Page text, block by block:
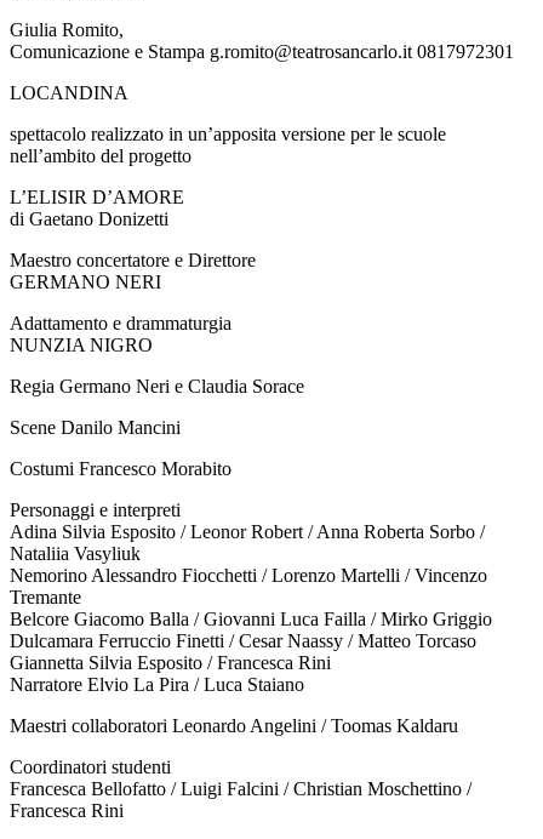
Giulia Romito,
Comunicazione e Stampa g.romito@teatrosancarlo.it 0817972301
LOCANDINA
spettacolo realizzato in un’apposita versione per le scuole
nell’ambito del progetto
L’ELISIR D’AMORE
di Gaetano Donizetti
Maestro concertatore e Direttore
GERMANO NERI
Adattamento e drammaturgia
NUNZIA NIGRO
Regia Germano Neri e Claudia Sorace
Scene Danilo Mancini
Costumi Francesco Morabito
Personaggi e interpreti
Adina Silvia Esposito / Leonor Robert / Anna Roberta Sorbo /
Nataliia Vasyliuk
Nemorino Alessandro Fiocchetti / Lorenzo Martelli / Vincenzo
Tremante
Belcore Giacomo Balla / Giovanni Luca Failla / Mirko Griggio
Dulcamara Ferruccio Finetti / Cesar Naassy / Matteo Torcaso
Giannetta Silvia Esposito / Francesca Rini
Narratore Elvio La Pira / Luca Staiano
Maestri collaboratori Leonardo Angelini / Toomas Kaldaru
Coordinatori studenti
Francesca Bellofatto / Luigi Falcini / Christian Moschettino /
Francesca Rini